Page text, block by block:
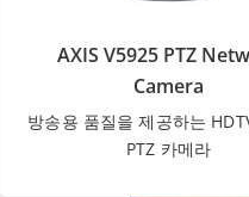
AXIS V5925 PTZ
Camera
방송용 품질을 제공하는
PTZ 카메라